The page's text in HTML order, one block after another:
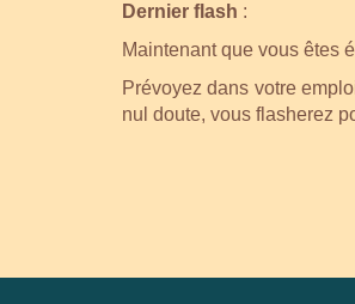
Dernier flash :
Maintenant que vous êtes
Prévoyez dans votre
nul doute, vous flasherez